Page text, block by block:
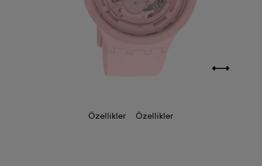
Özellikler Özellikler